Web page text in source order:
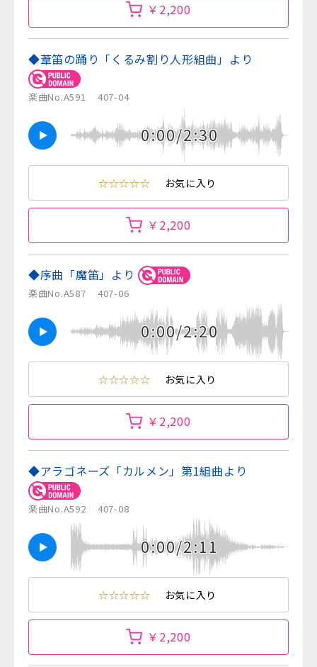
￥2,200
◆葦笛の踊り「くるみ割り人形組曲」より
楽曲No.A591 407-04
0:00/2:30
☆☆☆☆☆ お気に入り
￥2,200
◆序曲「魔笛」より
楽曲No.A587 407-06
0:00/2:20
☆☆☆☆☆ お気に入り
￥2,200
◆アラゴネーズ「カルメン」第1組曲より
楽曲No.A592 407-08
0:00/2:11
☆☆☆☆☆ お気に入り
￥2,200